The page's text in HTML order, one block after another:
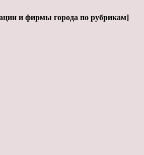
и фирмы города по рубрикам]